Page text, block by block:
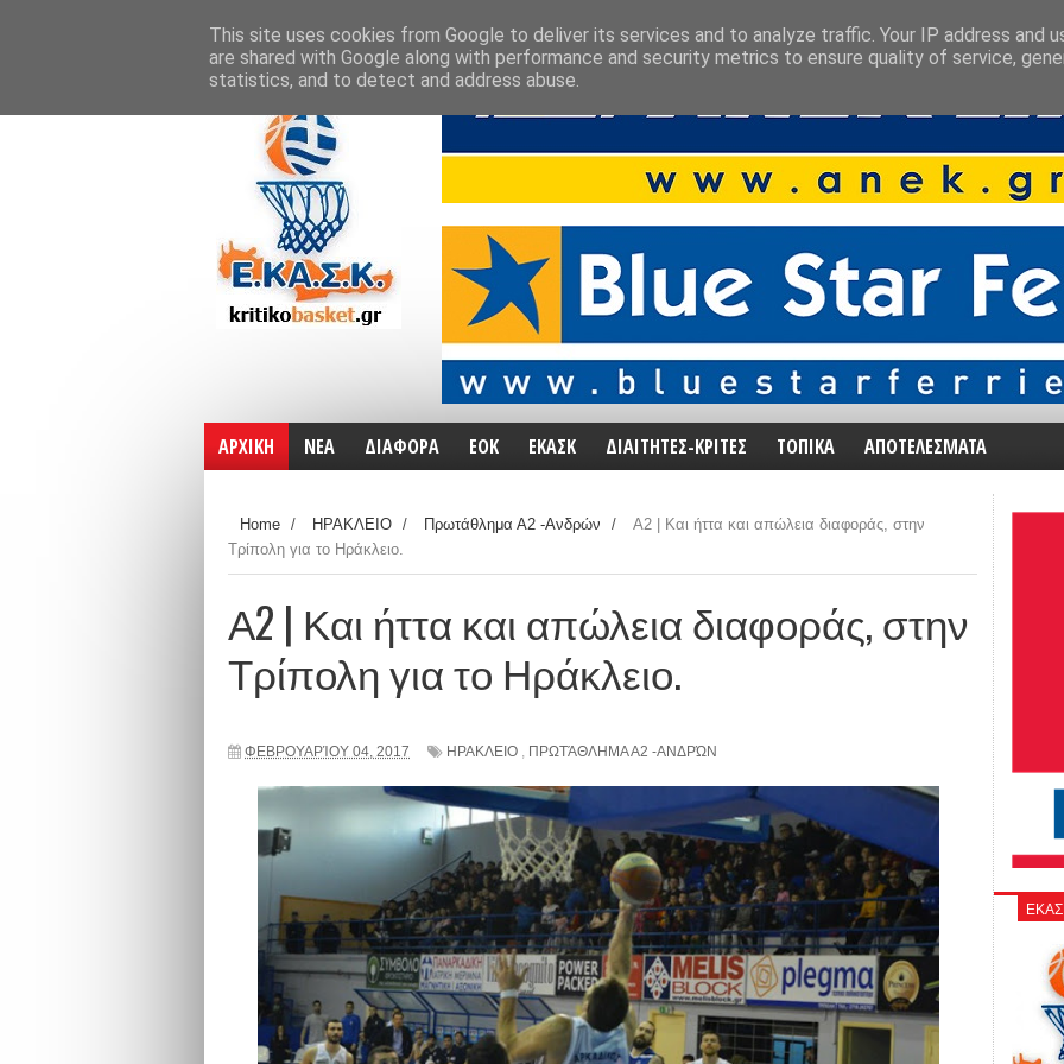
ΑΡΧΙΚΗ ΝΕΑ ΔΙΑΦΟΡΑ ΕΟΚ ΕΚΑΣΚ ΔΙΑΙΤΗΤΕΣ-ΚΡΙΤΕΣ ΤΟΠΙΚΑ ΑΠΟΤΕΛΕΣΜΑΤΑ
Home / ΗΡΑΚΛΕΙΟ / Πρωτάθλημα Α2 -Ανδρών /
Α2 | Και ήττα και απώλεια διαφοράς, στην
Τρίπολη για το Ηράκλειο.
Α2 | Και ήττα και απώλεια διαφοράς, στην
Τρίπολη για το Ηράκλειο.
ΦΕΒΡΟΥΑΡΊΟΥ 04, 2017 ΗΡΑΚΛΕΙΟ , ΠΡΩΤΆΘΛΗΜΑ Α2 -ΑΝΔΡΏΝ
This site uses cookies from Google to deliver its services and to analyze traffic. Your IP address and
are shared with Google along with performance and security metrics to ensure quality of service,
statistics, and to detect and address abuse.